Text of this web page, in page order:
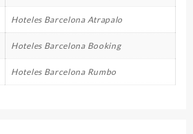
Hoteles Barcelona Atrapalo
Hoteles Barcelona Booking
Hoteles Barcelona Rumbo